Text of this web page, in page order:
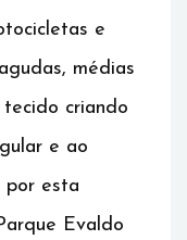
e
médias
criando
e ao
por esta
Evaldo